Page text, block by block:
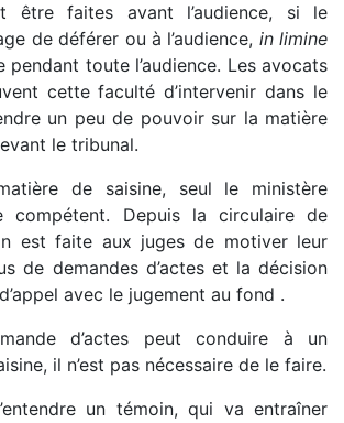
être faites avant l’audience, si le
de déférer ou à l’audience, in limine
pendant toute l’audience. Les avocats
cette faculté d’intervenir dans le
un peu de pouvoir sur la matière
le tribunal.
de saisine, seul le ministère
compétent. Depuis la circulaire de
est faite aux juges de motiver leur
de demandes d’actes et la décision
avec le jugement au fond .
d’actes peut conduire à un
il n’est pas nécessaire de le faire.
un témoin, qui va entraîner